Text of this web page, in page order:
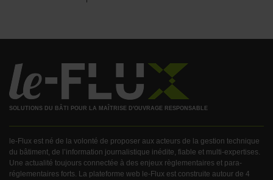
SOLUTIONS DU BÂTI POUR LA MAÎTRISE D'OUVRAGE RESPONSABLE
le-Flux est né de la volonté de proposer aux acteurs de la gestion technique
du bâtiment, de l’information journalistique inédite, fiable et multi-expertises.
Une actualité toujours connectée à des enjeux règlementaires et para-
réglementaires forts. La plateforme web le-Flux est construite autour de 4